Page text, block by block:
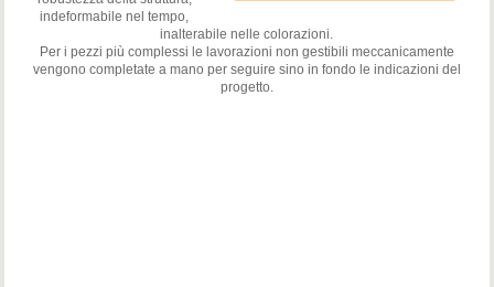
indeformabile nel tempo,
inalterabile nelle colorazioni.
Per i pezzi più complessi le lavorazioni non gestibili meccanicamente
vengono completate a mano per seguire sino in fondo le indicazioni del
progetto.